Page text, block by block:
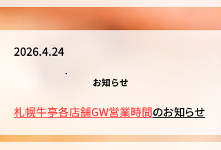
2026.4.24
​お知らせ
札幌牛亭各店舗GW営業時間のお知らせ